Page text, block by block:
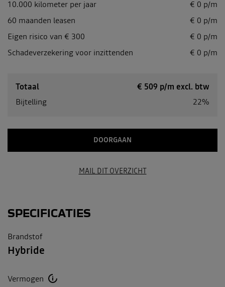
10.000 kilometer per jaar € 0 p/m
60 maanden leasen € 0 p/m
Eigen risico van € 300
€ 0 p/m
Schadeverzekering voor inzittenden
€ 0 p/m
Totaal € 509 p/m excl. btw
Bijtelling
22%
DOORGAAN
MAIL DIT OVERZICHT
SPECIFICATIES
Brandstof
Hybride
Vermogen